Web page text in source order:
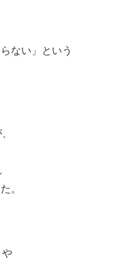
ない」という
。